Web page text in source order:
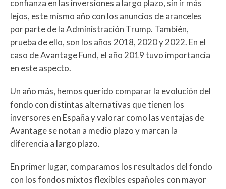
confianza en las inversiones a largo plazo, sin ir más
lejos, este mismo año con los anuncios de aranceles
por parte de la Administración Trump. También,
prueba de ello, son los años 2018, 2020 y 2022. En el
caso de Avantage Fund, el año 2019 tuvo importancia
en este aspecto.
Un año más, hemos querido comparar la evolución del
fondo con distintas alternativas que tienen los
inversores en España y valorar como las ventajas de
Avantage se notan a medio plazo y marcan la
diferencia a largo plazo.
En primer lugar, comparamos los resultados del fondo
con los fondos mixtos flexibles españoles con mayor